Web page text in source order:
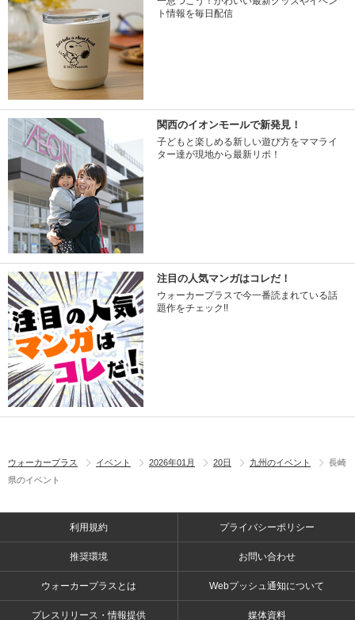
ト情報を毎日配信
関西のイオンモールで新発見！
子どもと楽しめる新しい遊び方をママライ
ター達が現地から最新リポ！
注目の人気マンガはコレだ！
ウォーカープラスで今一番読まれている話
題作をチェック!!
ウォーカープラス イベント 2026年01月 20日 九州のイベント
長崎
県のイベント
利用規約 プライバシーポリシー
推奨環境 お問い合わせ
ウォーカープラスとは Webプッシュ通知について
プレスリリース・情報提供 媒体資料